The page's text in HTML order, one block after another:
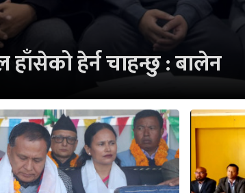
हाँसेको हेर्न चाहन्छु : बालेन